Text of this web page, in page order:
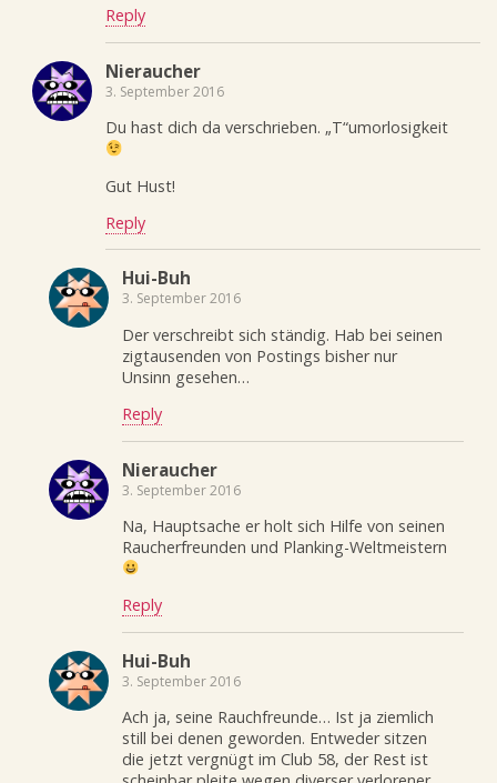
Reply
Nieraucher
3. September 2016
Du hast dich da verschrieben. „T“umorlosigkeit
Gut Hust!
Reply
Hui-Buh
3. September 2016
Der verschreibt sich ständig. Hab bei seinen
zigtausenden von Postings bisher nur
Unsinn gesehen…
Reply
Nieraucher
3. September 2016
Na, Hauptsache er holt sich Hilfe von seinen
Raucherfreunden und Planking-Weltmeistern
Reply
Hui-Buh
3. September 2016
Ach ja, seine Rauchfreunde… Ist ja ziemlich
still bei denen geworden. Entweder sitzen
die jetzt vergnügt im Club 58, der Rest ist